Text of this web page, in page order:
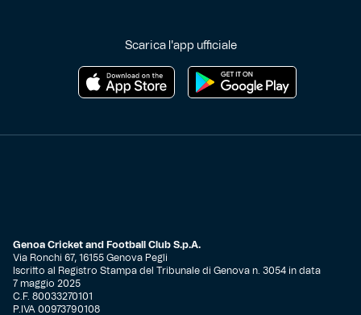
Scarica l'app ufficiale
Genoa Cricket and Football Club S.p.A.
Via Ronchi 67, 16155 Genova Pegli
Iscritto al Registro Stampa del Tribunale di Genova n. 3054 in data
7 maggio 2025
C.F. 80033270101
P.IVA 00973790108